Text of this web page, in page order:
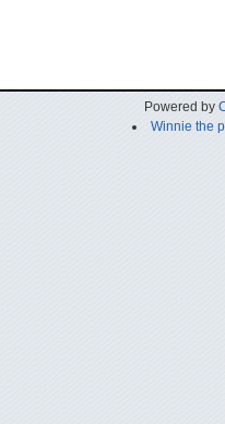
Powered by
Winnie the